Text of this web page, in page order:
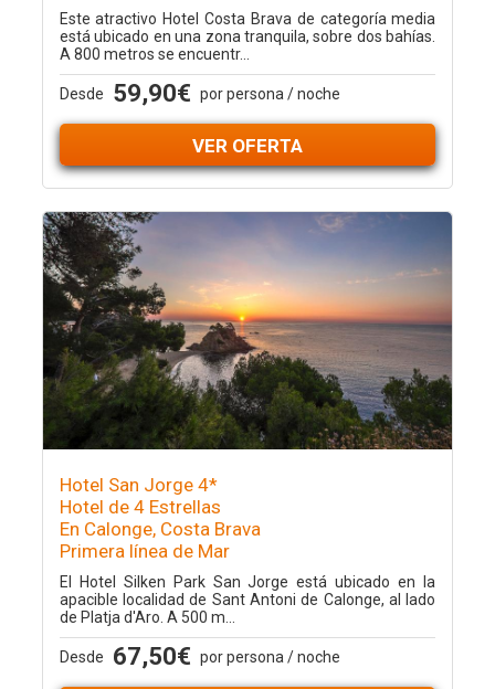
Este atractivo Hotel Costa Brava de categoría media
está ubicado en una zona tranquila, sobre dos bahías.
A 800 metros se encuentr...
Desde 59,90€ por persona / noche
VER OFERTA
Hotel San Jorge 4*
Hotel de 4 Estrellas
En Calonge, Costa Brava
Primera línea de Mar
El Hotel Silken Park San Jorge está ubicado en la
apacible localidad de Sant Antoni de Calonge, al lado
de Platja d'Aro. A 500 m...
Desde 67,50€ por persona / noche